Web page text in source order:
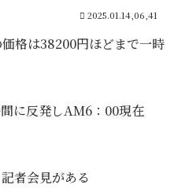
2025.01.14,06,41
格は38200円ほどまで一時
に反発しAM6：00現在
者会見がある